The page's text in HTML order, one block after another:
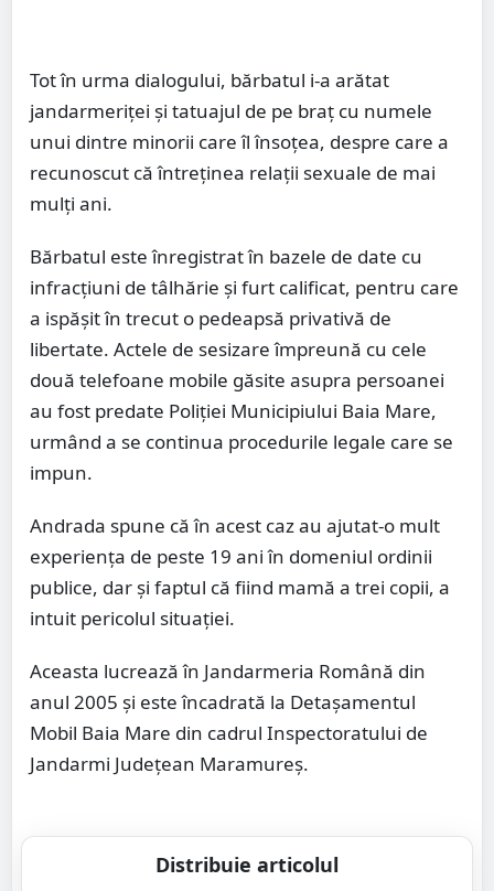
Tot în urma dialogului, bărbatul i-a arătat
jandarmeriţei şi tatuajul de pe braţ cu numele
unui dintre minorii care îl însoţea, despre care a
recunoscut că întreţinea relaţii sexuale de mai
mulţi ani.
Bărbatul este înregistrat în bazele de date cu
infracţiuni de tâlhărie şi furt calificat, pentru care
a ispăşit în trecut o pedeapsă privativă de
libertate. Actele de sesizare împreună cu cele
două telefoane mobile găsite asupra persoanei
au fost predate Poliţiei Municipiului Baia Mare,
urmând a se continua procedurile legale care se
impun.
Andrada spune că în acest caz au ajutat-o mult
experienţa de peste 19 ani în domeniul ordinii
publice, dar şi faptul că fiind mamă a trei copii, a
intuit pericolul situaţiei.
Aceasta lucrează în Jandarmeria Română din
anul 2005 şi este încadrată la Detaşamentul
Mobil Baia Mare din cadrul Inspectoratului de
Jandarmi Judeţean Maramureş.
Distribuie articolul